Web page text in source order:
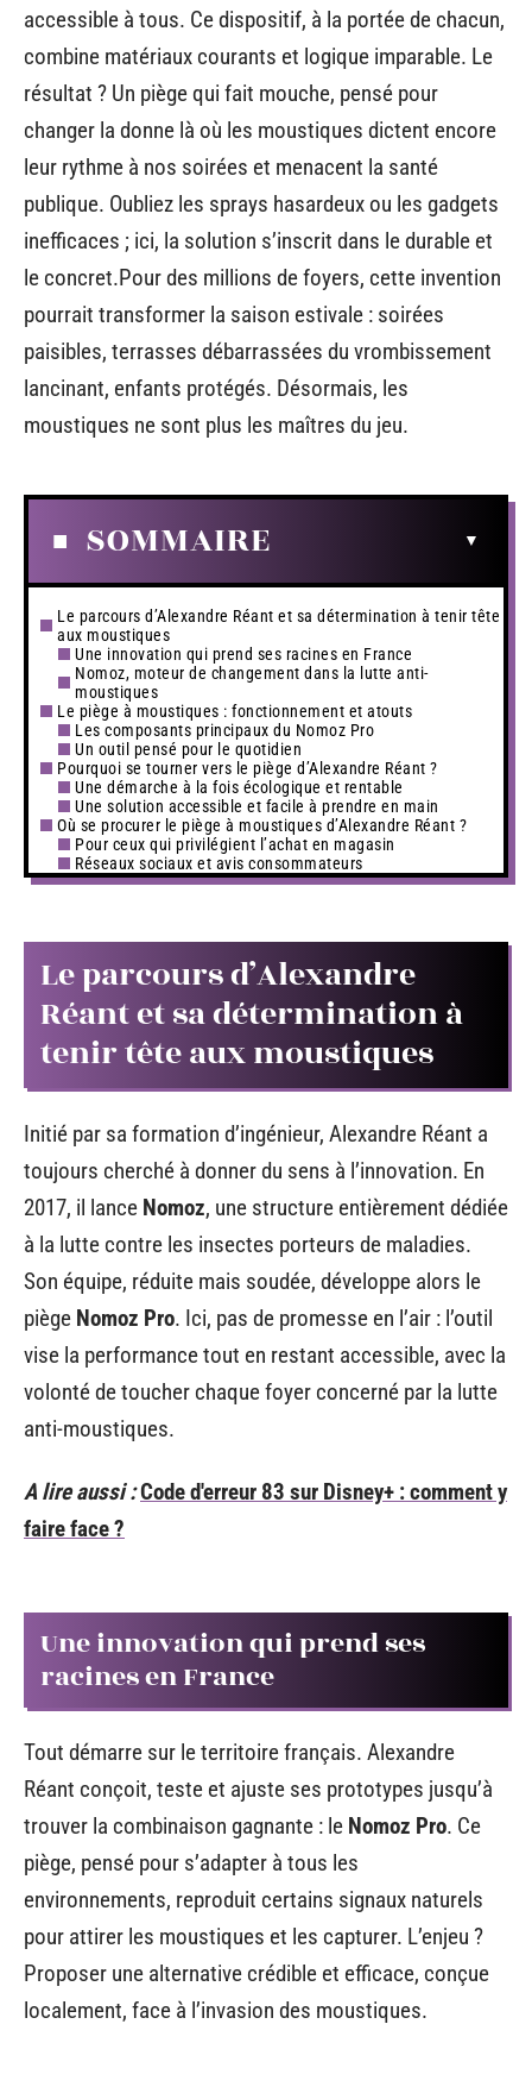
accessible à tous. Ce dispositif, à la portée de chacun,
combine matériaux courants et logique imparable. Le
résultat ? Un piège qui fait mouche, pensé pour
changer la donne là où les moustiques dictent encore
leur rythme à nos soirées et menacent la santé
publique. Oubliez les sprays hasardeux ou les gadgets
inefficaces ; ici, la solution s’inscrit dans le durable et
le concret.Pour des millions de foyers, cette invention
pourrait transformer la saison estivale : soirées
paisibles, terrasses débarrassées du vrombissement
lancinant, enfants protégés. Désormais, les
moustiques ne sont plus les maîtres du jeu.
SOMMAIRE
Le parcours d’Alexandre Réant et sa détermination à tenir tête
aux moustiques
Une innovation qui prend ses racines en France
Nomoz, moteur de changement dans la lutte anti-
moustiques
Le piège à moustiques : fonctionnement et atouts
Les composants principaux du Nomoz Pro
Un outil pensé pour le quotidien
Pourquoi se tourner vers le piège d’Alexandre Réant ?
Une démarche à la fois écologique et rentable
Une solution accessible et facile à prendre en main
Où se procurer le piège à moustiques d’Alexandre Réant ?
Pour ceux qui privilégient l’achat en magasin
Réseaux sociaux et avis consommateurs
Le parcours d’Alexandre
Réant et sa détermination à
tenir tête aux moustiques
Initié par sa formation d’ingénieur, Alexandre Réant a
toujours cherché à donner du sens à l’innovation. En
2017, il lance Nomoz, une structure entièrement dédiée
à la lutte contre les insectes porteurs de maladies.
Son équipe, réduite mais soudée, développe alors le
piège Nomoz Pro. Ici, pas de promesse en l’air : l’outil
vise la performance tout en restant accessible, avec la
volonté de toucher chaque foyer concerné par la lutte
anti-moustiques.
A lire aussi :Code d'erreur 83 sur Disney+ : comment y
faire face ?
Une innovation qui prend ses
racines en France
Tout démarre sur le territoire français. Alexandre
Réant conçoit, teste et ajuste ses prototypes jusqu’à
trouver la combinaison gagnante : le Nomoz Pro. Ce
piège, pensé pour s’adapter à tous les
environnements, reproduit certains signaux naturels
pour attirer les moustiques et les capturer. L’enjeu ?
Proposer une alternative crédible et efficace, conçue
localement, face à l’invasion des moustiques.